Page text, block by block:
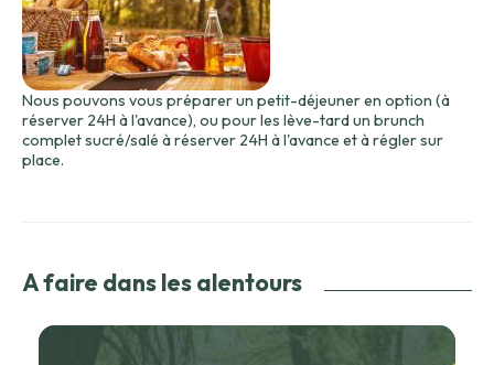
Nous pouvons vous préparer un petit-déjeuner en option (à
réserver 24H à l'avance), ou pour les lève-tard un brunch
complet sucré/salé à réserver 24H à l'avance et à régler sur
place.
A faire dans les alentours